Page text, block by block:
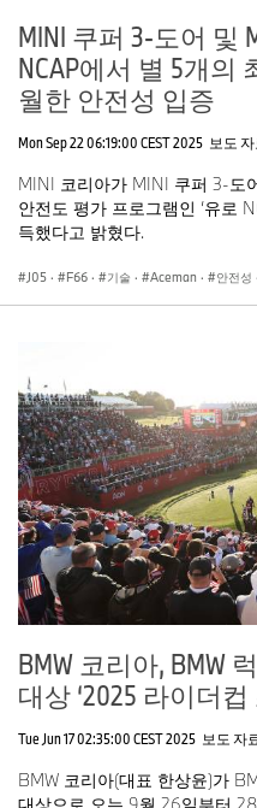
MINI 쿠퍼 3-도어 및
NCAP에서 별 5개의
월한 안전성 입증
Mon Sep 22 06:19:00 CEST 2025 보도 자
MINI 코리아가 MINI 쿠퍼 3-도
안전도 평가 프로그램인 ‘유로
득했다고 밝혔다.
J05 · F66 · 기술 · Aceman · 안전성 ·
BMW 코리아, BMW
대상 ‘2025 라이더
Tue Jun 17 02:35:00 CEST 2025 보도 자
BMW 코리아(대표 한상윤)가